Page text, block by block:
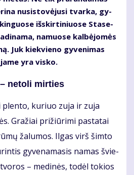
nu­si­sto­vė­ju­si tvar­ka, gy­
iš­skir­ti­niuo­se Sta­se­
na­muo­se kal­bė­jo­mės
Juk kiek­vie­no gy­ve­ni­mas
yra vis­ko.
ne­to­li mir­ties
plen­to, ku­riuo zu­ja ir zu­ja
Gra­žiai pri­žiū­ri­mi pa­sta­tai
ža­lu­mos. Il­gas virš šim­to
gy­ve­na­ma­sis na­mas švie­
– me­di­nės, to­dėl to­kios